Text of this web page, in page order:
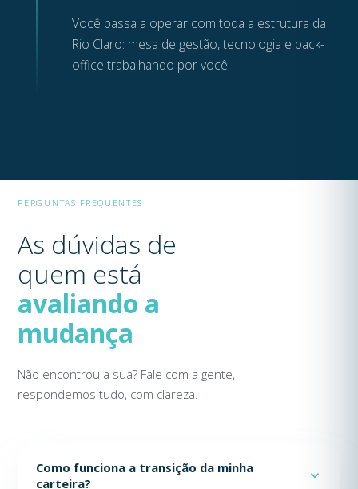
Você passa a operar com toda a estrutura da
Rio Claro: mesa de gestão, tecnologia e back-
office trabalhando por você.
PERGUNTAS FREQUENTES
As dúvidas de
quem está
avaliando a
mudança
Não encontrou a sua? Fale com a gente,
respondemos tudo, com clareza.
Como funciona a transição da minha
carteira?